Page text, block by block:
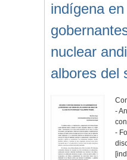
indígena en
nuclear
albores del
-
-